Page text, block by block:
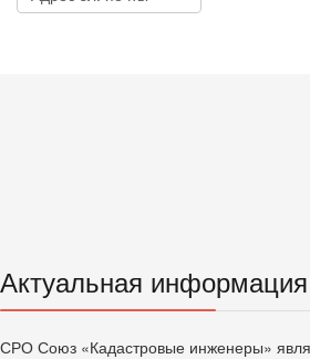
Актуальная информация
СРО Союз «Кадастровые инженеры»